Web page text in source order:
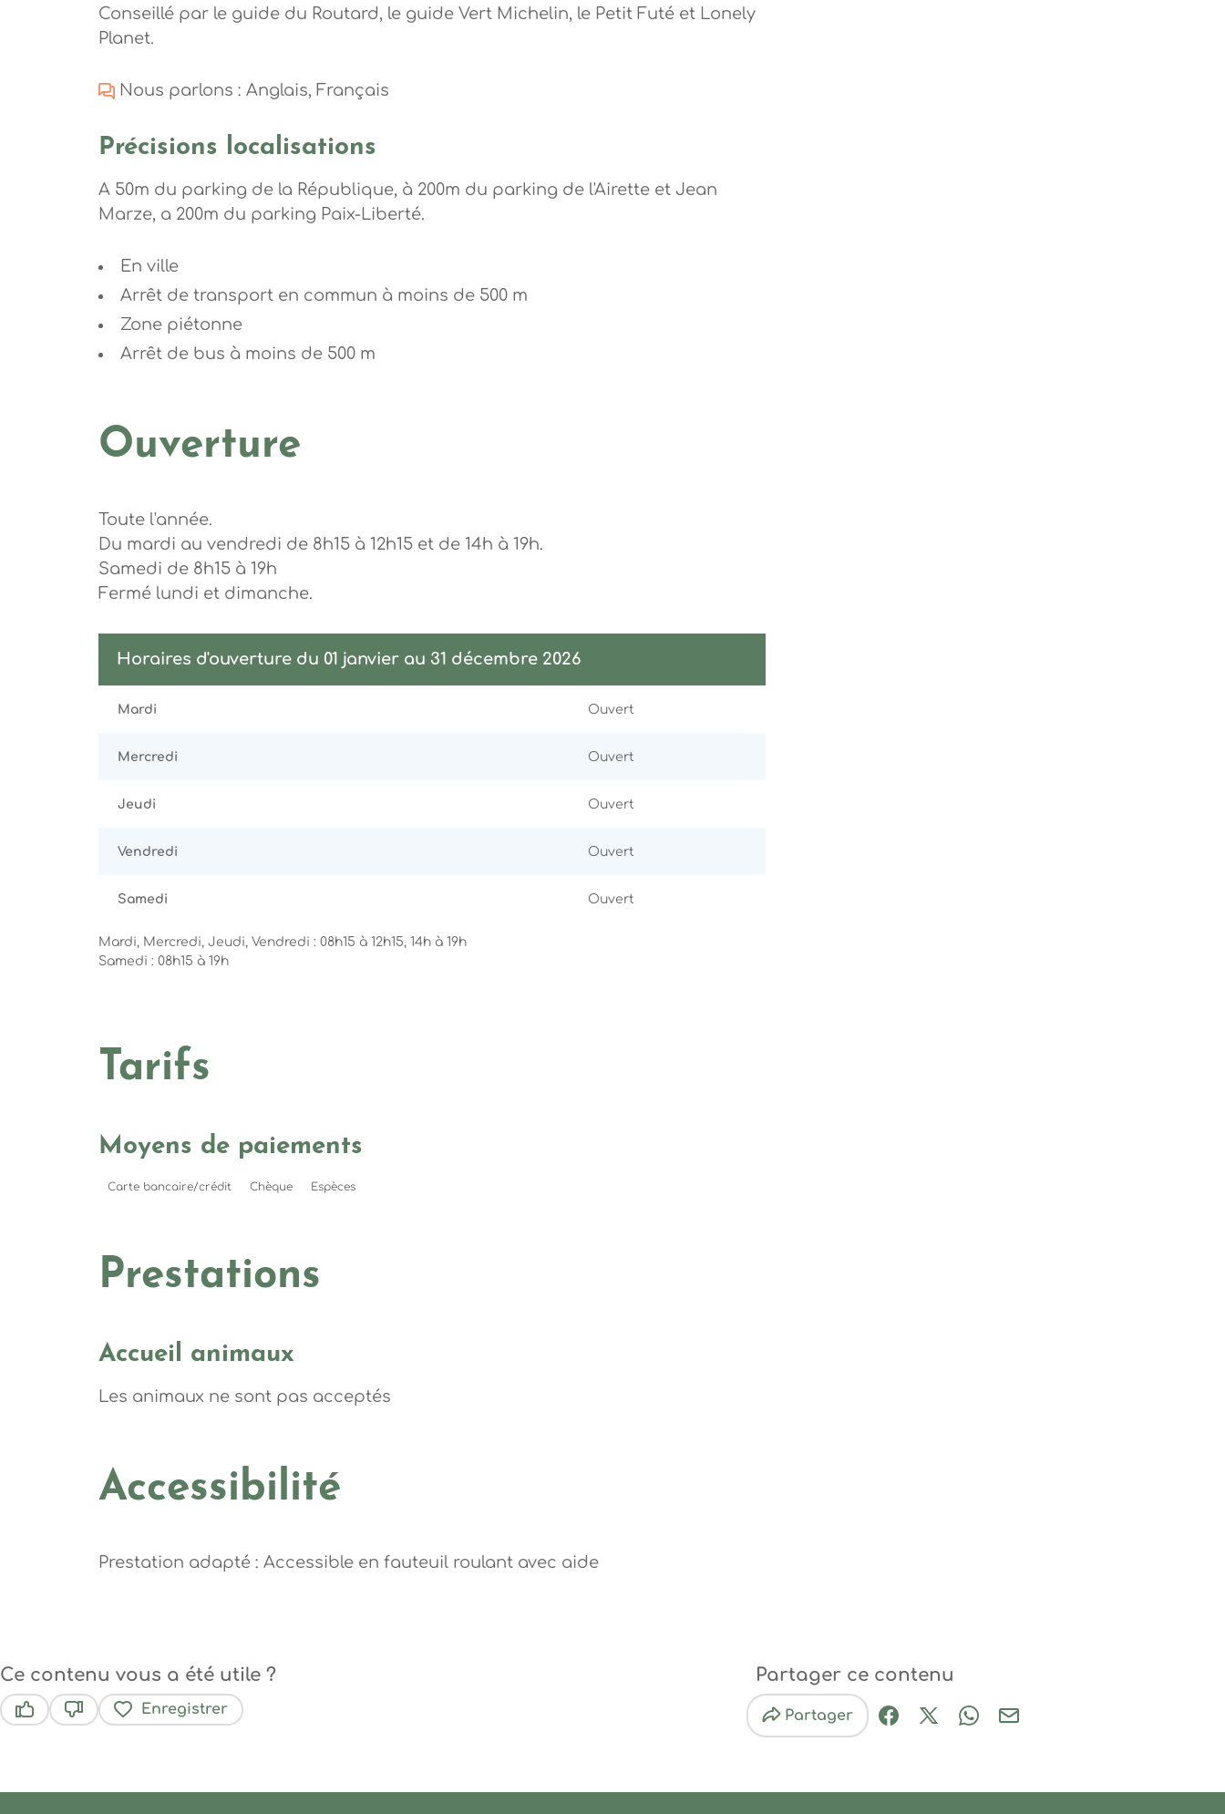
Conseillé par le guide du Routard, le guide Vert Michelin, le Petit Futé et Lonely
Planet.
Nous parlons : Anglais, Français
Précisions localisations
A 50m du parking de la République, à 200m du parking de l'Airette et Jean
Marze, a 200m du parking Paix-Liberté.
En ville
Arrêt de transport en commun à moins de 500 m
Zone piétonne
Arrêt de bus à moins de 500 m
Ouverture
Toute l'année.
Du mardi au vendredi de 8h15 à 12h15 et de 14h à 19h.
Samedi de 8h15 à 19h
Fermé lundi et dimanche.
Horaires d'ouverture du 01 janvier au 31 décembre 2026
Mardi Ouvert
Mercredi Ouvert
Jeudi Ouvert
Vendredi Ouvert
Samedi Ouvert
Mardi, Mercredi, Jeudi, Vendredi : 08h15 à 12h15, 14h à 19h
Samedi : 08h15 à 19h
Tarifs
Moyens de paiements
Carte bancaire/crédit Chèque Espèces
Prestations
Accueil animaux
Les animaux ne sont pas acceptés
Accessibilité
Prestation adapté : Accessible en fauteuil roulant avec aide
Ce contenu vous a été utile ?
Enregistrer
Partager ce contenu
Partager
Partager sur Facebook (nouvelle
Partager sur X / Twitter (nouvelle
Partager sur WhatsApp
Partager par mail